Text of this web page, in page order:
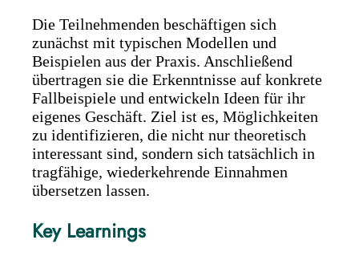
Die Teilnehmenden beschäftigen sich
zunächst mit typischen Modellen und
Beispielen aus der Praxis. Anschließend
übertragen sie die Erkenntnisse auf konkrete
Fallbeispiele und entwickeln Ideen für ihr
eigenes Geschäft. Ziel ist es, Möglichkeiten
zu identifizieren, die nicht nur theoretisch
interessant sind, sondern sich tatsächlich in
tragfähige, wiederkehrende Einnahmen
übersetzen lassen.
Key Learnings